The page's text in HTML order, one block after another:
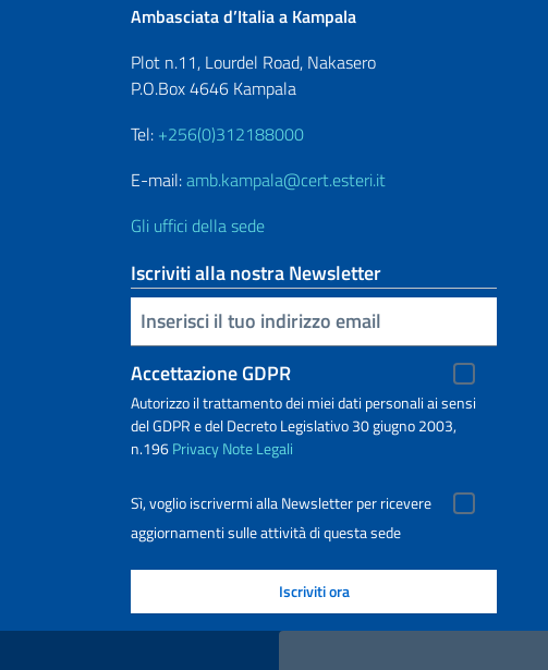
Ambasciata d’Italia a Kampala
Plot n.11, Lourdel Road, Nakasero
P.O.Box 4646 Kampala
Tel: +256(0)312188000
E-mail:amb.kampala@cert.esteri.it
Gli uffici della sede
Iscriviti alla nostra Newsletter
Inserisci la tua email
Accettazione GDPR
Autorizzo il trattamento dei miei dati personali ai sensi
del GDPR e del Decreto Legislativo 30 giugno 2003,
n.196PrivacyNote Legali
Sì, voglio iscrivermi alla Newsletter per ricevere
aggiornamenti sulle attività di questa sede